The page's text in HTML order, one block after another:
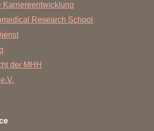
Karriereentwicklung
Research School
der MHH